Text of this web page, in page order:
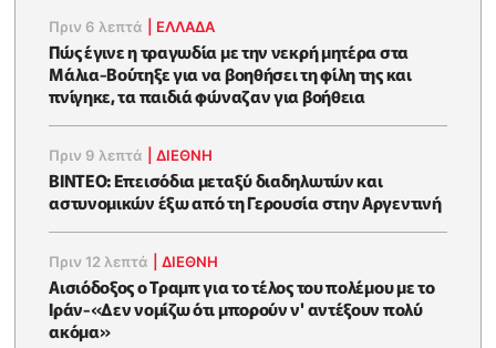
Πριν 6 λεπτά ΕΛΛΑΔΑ
Πώς έγινε η τραγωδία με την νεκρή μητέρα στα
Μάλια-Βούτηξε για να βοηθήσει τη φίλη της και
πνίγηκε, τα παιδιά φώναζαν για βοήθεια
Πριν 9 λεπτά |ΔΙΕΘΝΗ
ΒΙΝΤΕΟ: Επεισόδια μεταξύ διαδηλωτών και
αστυνομικών έξω από τη Γερουσία στην Αργεντινή
Πριν 12 λεπτά |ΔΙΕΘΝΗ
Αισιόδοξος ο Τραμπ για το τέλος του πολέμου με το
Ιράν-«Δεν νομίζω ότι μπορούν ν' αντέξουν πολύ
ακόμα»